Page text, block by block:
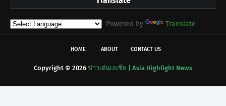
Powered by Translate
HOME ABOUT CONTACT US
Copyright © 2026 ข่าวเด่นเอเชีย | Asia Highlight News